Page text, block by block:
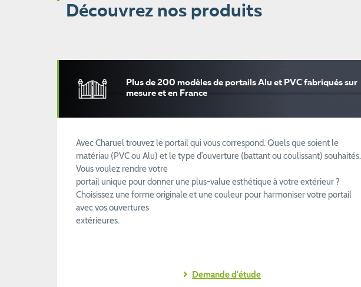
Découvrez nos produits
Plus de 200 modèles de portails Alu et PVC fabriqués sur
mesure et en France
Avec Charuel trouvez le portail qui vous correspond. Quels que soient le
matériau (PVC ou Alu) et le type d’ouverture (battant ou coulissant) souhaités.
Vous voulez rendre votre
portail unique pour donner une plus-value esthétique à votre extérieur ?
Choisissez une forme originale et une couleur pour harmoniser votre portail
avec vos ouvertures
extérieures.
Demande d'étude